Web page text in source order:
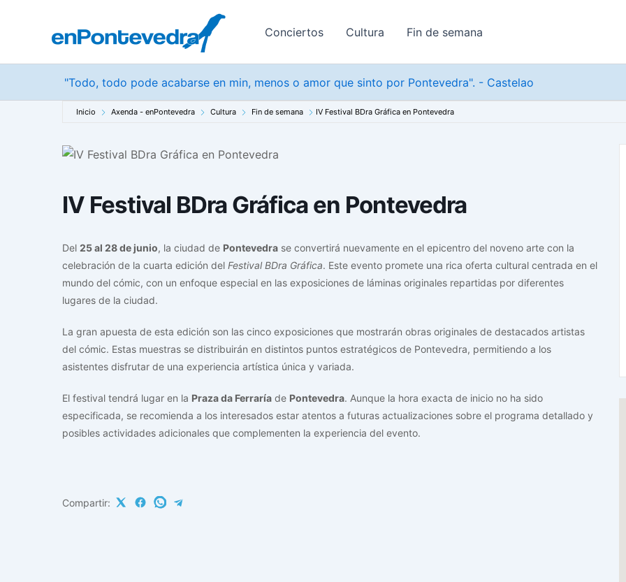
contenido
Conciertos Cultura Fin de semana
"Todo, todo pode acabarse en min, menos o amor que sinto por Pontevedra". - Castelao
Inicio Axenda - enPontevedra Cultura Fin de semana IV Festival BDra Gráfica en Pontevedra
IV Festival BDra Gráfica en Pontevedra
Del 25 al 28 de junio, la ciudad de Pontevedra se convertirá nuevamente en el epicentro del noveno arte con la
celebración de la cuarta edición del Festival BDra Gráfica. Este evento promete una rica oferta cultural centrada en el
mundo del cómic, con un enfoque especial en las exposiciones de láminas originales repartidas por diferentes
lugares de la ciudad.
La gran apuesta de esta edición son las cinco exposiciones que mostrarán obras originales de destacados artistas
del cómic. Estas muestras se distribuirán en distintos puntos estratégicos de Pontevedra, permitiendo a los
asistentes disfrutar de una experiencia artística única y variada.
El festival tendrá lugar en la Praza da Ferraría de Pontevedra. Aunque la hora exacta de inicio no ha sido
especificada, se recomienda a los interesados estar atentos a futuras actualizaciones sobre el programa detallado y
posibles actividades adicionales que complementen la experiencia del evento.
Compartir: